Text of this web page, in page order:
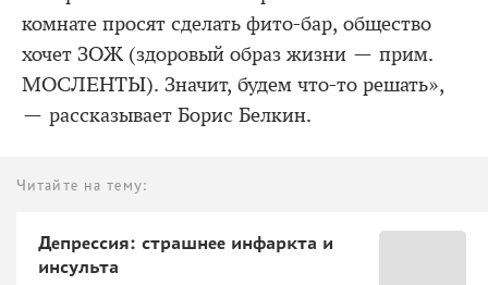
комнате просят сделать фито-бар, общество
хочет ЗОЖ (здоровый образ жизни — прим.
МОСЛЕНТЫ). Значит, будем что-то решать»,
— рассказывает Борис Белкин.
Читайте на тему:
Депрессия: страшнее инфаркта и
инсульта